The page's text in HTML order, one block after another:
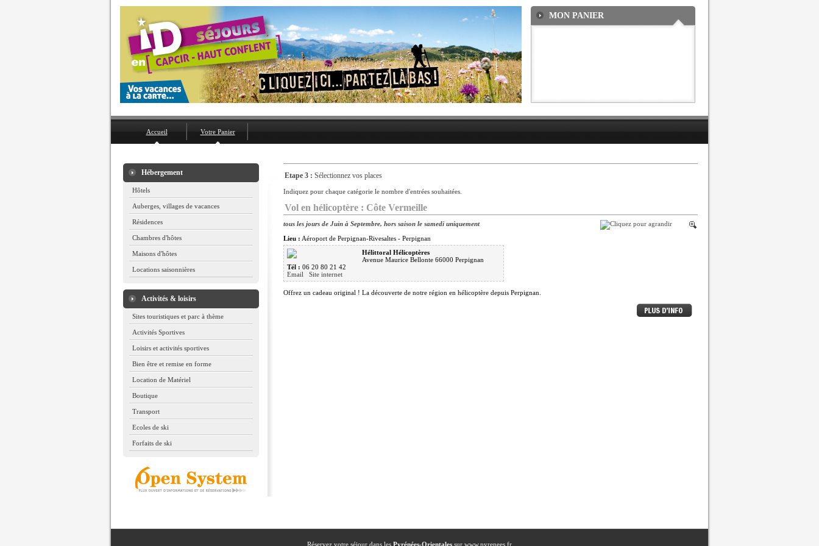
MON PANIER
Accueil Votre Panier
Hébergement
Hôtels
Auberges, villages de vacances
Résidences
Chambres d'hôtes
Maisons d'hôtes
Locations saisonnières
Activités & loisirs
Sites touristiques et parc à thème
Activités Sportives
Loisirs et activités sportives
Bien être et remise en forme
Location de Matériel
Boutique
Transport
Ecoles de ski
Forfaits de ski
Etape 3 : Sélectionnez vos places
Indiquez pour chaque catégorie le nombre d'entrées souhaitées.
Vol en hélicoptère : Côte Vermeille
tous les jours de Juin à Septembre, hors saison le samedi uniquement
Lieu : Aéroport de Perpignan-Rivesaltes - Perpignan
Hélittoral Hélicoptères
Avenue Maurice Bellonte 66000 Perpignan
Tél : 06 20 80 21 42
Email
Site internet
Offrez un cadeau original ! La découverte de notre région en hélicoptère depuis Perpignan.
Réservez votre séjour dans les Pyrénées-Orientales sur www.pyrenees.fr